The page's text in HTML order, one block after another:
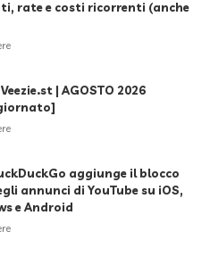
rate e costi ricorrenti (anche
| AGOSTO 2026
aggiunge il blocco
annunci di YouTube su iOS,
e Android